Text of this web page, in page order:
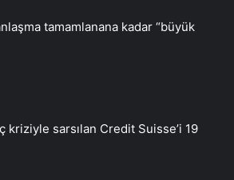
tamamlanana kadar “büyük
kriziyle sarsılan Credit Suisse’i 19